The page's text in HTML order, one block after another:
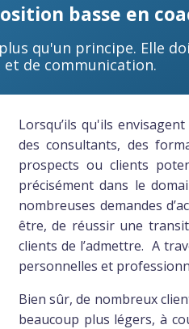
basse en
qu'un principe. Elle
de communication.
Lorsqu’ils qu'ils
des consultants, des
prospects ou clients
précisément dans le
nombreuses demandes
être, de réussir une
clients de l’admettre. A
personnelles et
Bien sûr, de nombreux
beaucoup plus légers, à